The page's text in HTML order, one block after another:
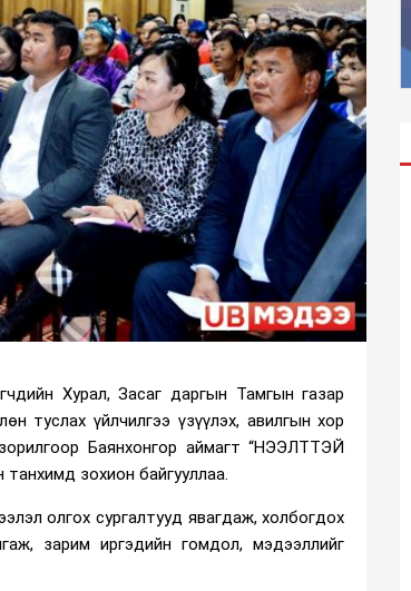
Хурал, Засаг даргын Тамгын газар
туслах үйлчилгээ үзүүлэх, авилгын хор
Баянхонгор аймагт “НЭЭЛТТЭЙ
зохион байгууллаа.
олгох сургалтууд явагдаж, холбогдох
зарим иргэдийн гомдол, мэдээллийг